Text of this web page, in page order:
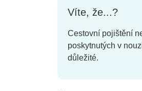
Víte, že...?
Cestovní pojištění
poskytnutých v
důležité.